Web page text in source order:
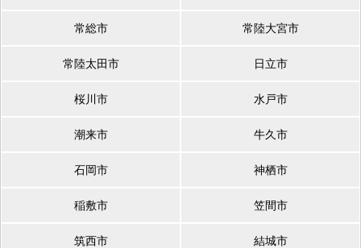
常総市 常陸大宮市
常陸太田市 日立市
桜川市 水戸市
潮来市 牛久市
石岡市 神栖市
稲敷市 笠間市
筑西市 結城市